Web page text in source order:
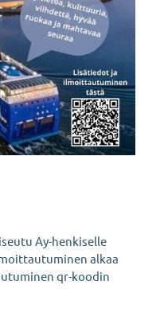
Ay-henkiselle
alkaa
qr-koodin